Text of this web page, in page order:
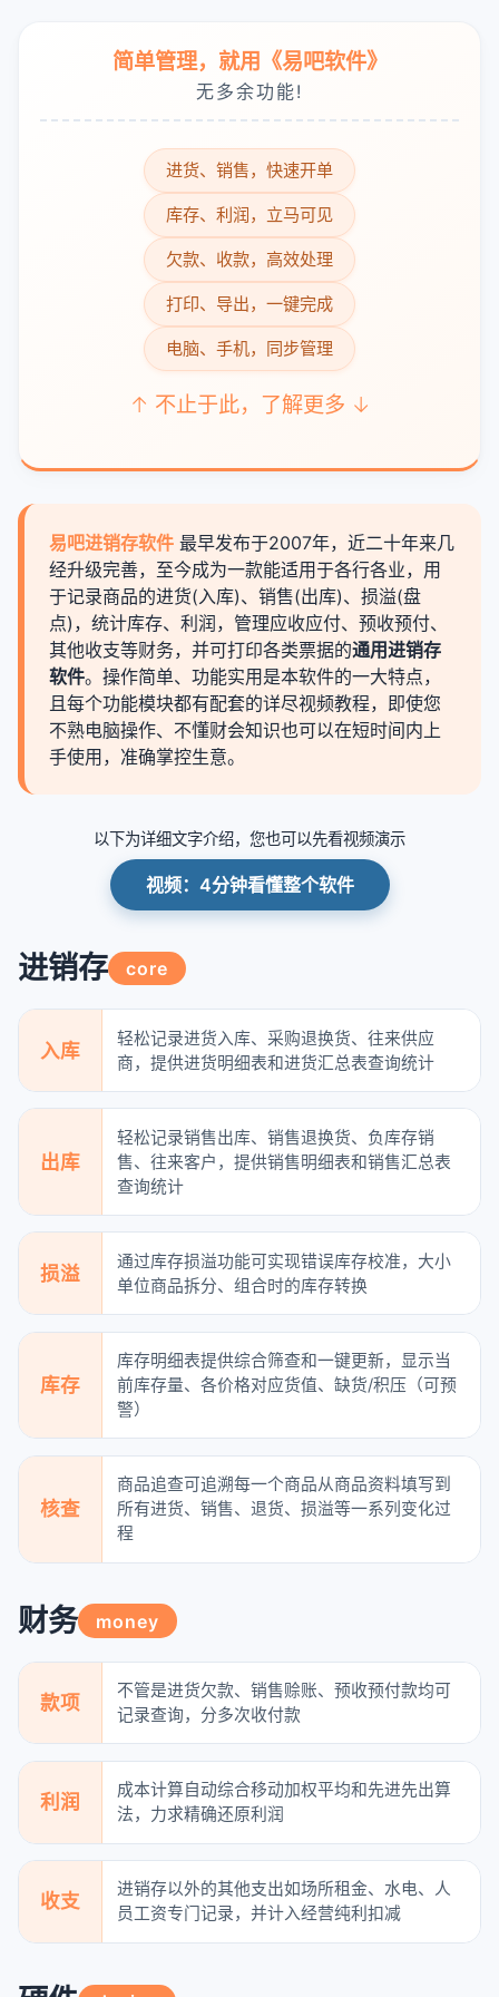
简单管理，就用《易吧软件》
无多余功能!
进货、销售，快速开单
库存、利润，立马可见
欠款、收款，高效处理
打印、导出，一键完成
电脑、手机，同步管理
↑ 不止于此，了解更多 ↓
易吧进销存软件 最早发布于2007年，近二十年来几
经升级完善，至今成为一款能适用于各行各业，用
于记录商品的进货(入库)、销售(出库)、损溢(盘
点)，统计库存、利润，管理应收应付、预收预付、
其他收支等财务，并可打印各类票据的通用进销存
软件。操作简单、功能实用是本软件的一大特点，
且每个功能模块都有配套的详尽视频教程，即使您
不熟电脑操作、不懂财会知识也可以在短时间内上
手使用，准确掌控生意。
以下为详细文字介绍，您也可以先看视频演示
视频：4分钟看懂整个软件
进销存 core
入库
轻松记录进货入库、采购退换货、往来供应
商，提供进货明细表和进货汇总表查询统计
出库
轻松记录销售出库、销售退换货、负库存销
售、往来客户，提供销售明细表和销售汇总表
查询统计
损溢
通过库存损溢功能可实现错误库存校准，大小
单位商品拆分、组合时的库存转换
库存
库存明细表提供综合筛查和一键更新，显示当
前库存量、各价格对应货值、缺货/积压（可预
警）
核查
商品追查可追溯每一个商品从商品资料填写到
所有进货、销售、退货、损溢等一系列变化过
程
财务 money
款项
不管是进货欠款、销售赊账、预收预付款均可
记录查询，分多次收付款
利润
成本计算自动综合移动加权平均和先进先出算
法，力求精确还原利润
收支
进销存以外的其他支出如场所租金、水电、人
员工资专门记录，并计入经营纯利扣减